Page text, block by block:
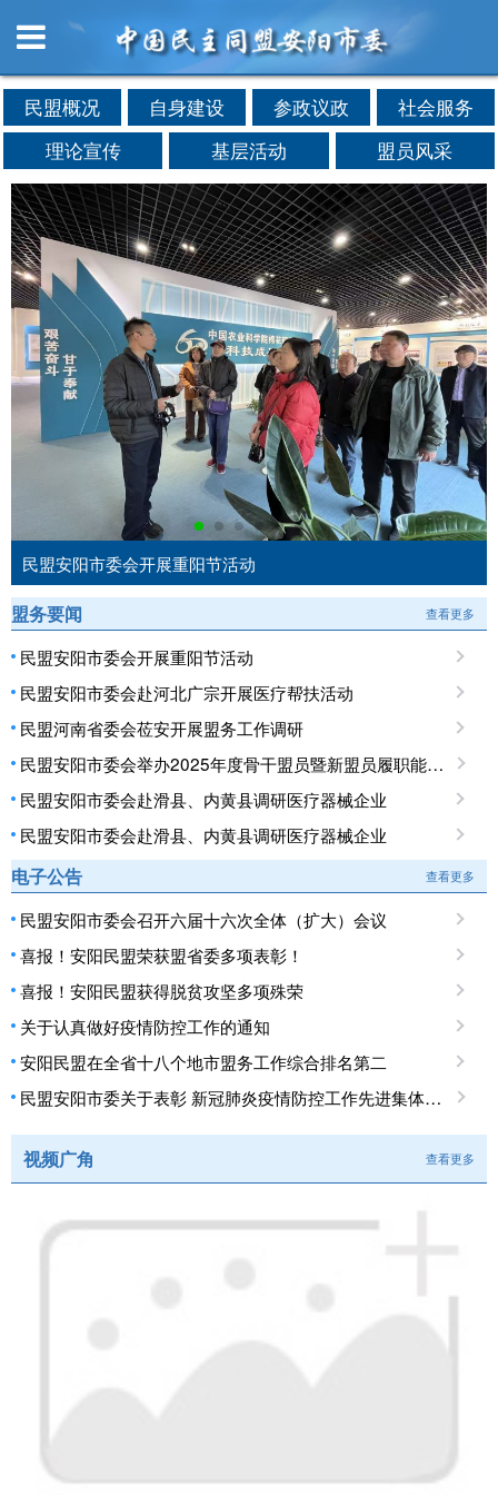
民盟概况 自身建设 参政议政
社会服务
理论宣传
基层活动 盟员风采
民盟安阳市委会开展重阳节活动
盟务要闻 查看更多
民盟安阳市委会开展重阳节活动
民盟安阳市委会赴河北广宗开展医疗帮扶活动
民盟河南省委会莅安开展盟务工作调研
民盟安阳市委会举办2025年度骨干盟员暨新盟员履职能力培训班
民盟安阳市委会赴滑县、内黄县调研医疗器械企业
民盟安阳市委会赴滑县、内黄县调研医疗器械企业
电子公告 查看更多
民盟安阳市委会召开六届十六次全体（扩大）会议
喜报！安阳民盟荣获盟省委多项表彰！
喜报！安阳民盟获得脱贫攻坚多项殊荣
关于认真做好疫情防控工作的通知
安阳民盟在全省十八个地市盟务工作综合排名第二
民盟安阳市委关于表彰 新冠肺炎疫情防控工作先进集体、先进个人的决定
视频广角 查看更多